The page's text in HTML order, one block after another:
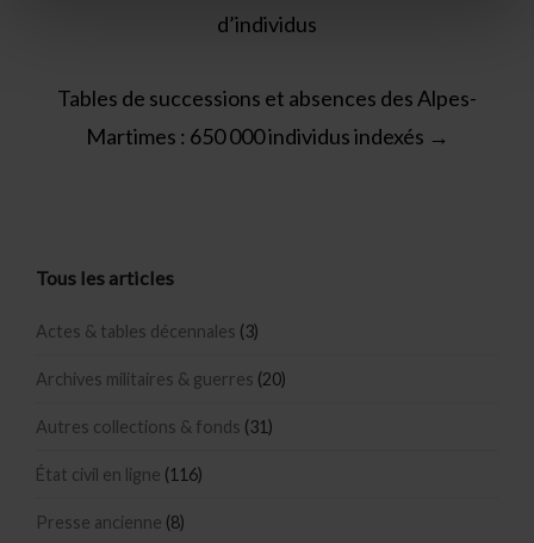
d’individus
Tables de successions et absences des Alpes-
Martimes : 650 000 individus indexés →
Tous les articles
Actes & tables décennales (3)
Archives militaires & guerres (20)
Autres collections & fonds (31)
État civil en ligne (116)
Presse ancienne (8)